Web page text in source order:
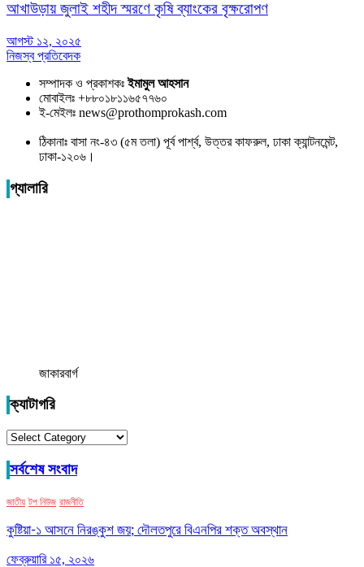
আখাউড়ায় জুলাই শহীদ স্মরণে কৃষি ব্যাংকের বৃক্ষরোপণ
আগস্ট ১২, ২০২৫
নিজস্ব প্রতিবেদক
সম্পাদক ও প্রকাশকঃইমামুল আহসান
মোবাইলঃ +৮৮০১৮১১৬৫৭৭৬০
ই-মেইলঃ news@prothomprokash.com
ঠিকানাঃ বাসা নং-৪৩ (৫ম তলা) পূর্ব পার্শ্ব, উত্তর কাফরুল, ঢাকা ক্যান্টনমেন্ট,
ঢাকা-১২০৬।
গ্যালারি
জাকারবার্গ
ক্যাটাগরি
ক্যাটাগরি
সর্বশেষ সংবাদ
জাতীয় টপ নিউজ রাজনীতি
কুষ্টিয়া-১ আসনে নিরঙ্কুশ জয়; দৌলতপুরে বিএনপির শক্ত অবস্থান
ফেব্রুয়ারি ১৫, ২০২৬